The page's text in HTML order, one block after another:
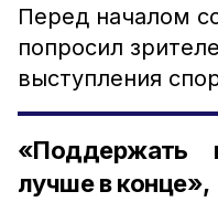
Перед началом
попросил
выступления
«Поддержать
лучше в конце»,